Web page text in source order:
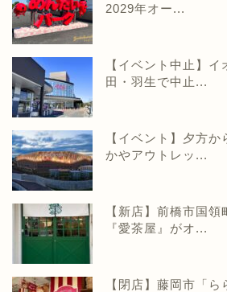
2029年オー...
【イベント中止】
田・羽生で中止...
【イベント】夕方
かやアウトレッ...
【新店】前橋市国
『愛茶屋』がオ...
【閉店】藤岡市「